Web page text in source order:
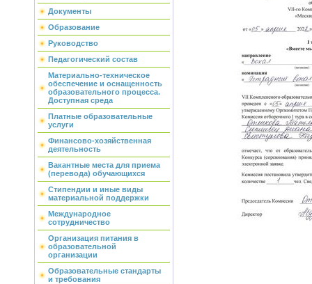
Документы
Образование
Руководство
Педагогический состав
Материально-техническое
обеспечение и оснащенность
образовательного процесса.
Доступная среда
Платные образовательные
услуги
Финансово-хозяйственная
деятельность
Вакантные места для приема
(перевода) обучающихся
Стипендии и иные виды
материальной поддержки
Международное
сотрудничество
Организация питания в
образовательной
организации
Образовательные стандарты
и требования